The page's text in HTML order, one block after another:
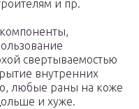
и пр.
компоненты,
свертываемостью
внутренних
любые раны на коже
и хуже.